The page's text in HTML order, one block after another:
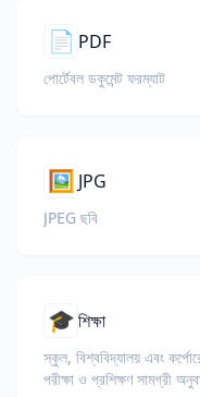
📄 PDF
পোর্টেবল ডকুমেন্ট ফরম্যাট
🖼️ JPG
JPEG ছবি
🎓শিক্ষা
স্কুল, বিশ্ববিদ্যালয় এবং
পরীক্ষা ও প্রশিক্ষণ সামগ্রী